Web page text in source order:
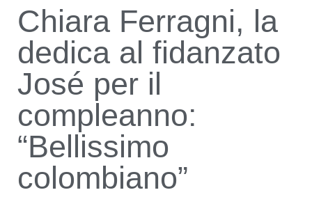
Chiara Ferragni, la
dedica al fidanzato
José per il
compleanno:
“Bellissimo
colombiano”